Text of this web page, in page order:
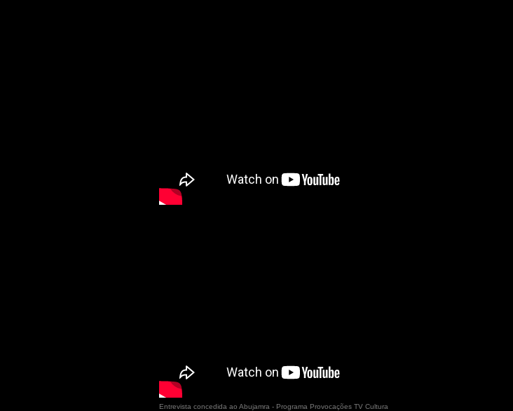
Entrevista concedida ao Abujamra - Programa Provocações TV Cultura